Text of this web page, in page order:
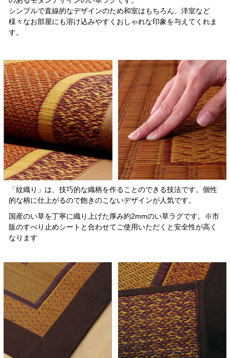
シンプルで直線的なデザインのため和室はもちろん、洋室など
様々なお部屋にも溶け込みやすくおしゃれな印象を与えてくれま
す。
「紋織り」は、技巧的な織柄を作ることのできる技法です。個性
的な柄に仕上がるので飽きのこないデザインが人気です。
国産のい草を丁寧に織り上げた厚み約2mmのい草ラグです。※市
販のすべり止めシートと合わせてご使用いただくと安全性が高く
なります